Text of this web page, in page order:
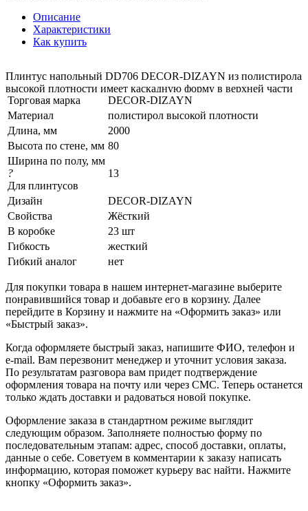
Описание
Характеристики
Как купить
Плинтус напольный DD706 DECOR-DIZAYN из полистирола
высокой плотности имеет каскадную форму в верхней части
профиля. Плинтус DD706 скроет недостатки стены, швы,
зазоры, щели в полу, придаст помещению лаконичный
законченный вид. Профиль DD706 DECOR-DIZAYN
подойдет для любого интерьера как классического, так и для
современного.
Плинтус DD706 очень легкий, поэтому монтаж изделий
значительно упрощается. Рекомендуется применение
монтажного клея или клея-шпатлевки, а также стыковочного
клея для затирки швов между изделиями. Возможно
использование плинтуса DD706
повышенной влажностью.
Производится только в жестком варианте.
Торговая марка
DECOR-DIZAYN
Материал
полистирол высокой плотности
Длина, мм
2000
Высота по стене, мм 80
Ширина по полу, мм
?
Для плинтусов
13
Дизайн
DECOR-DIZAYN
Свойства
Жёсткий
В коробке
23 шт
Гибкость
жесткий
Гибкий аналог
нет
Для покупки товара в нашем интернет-магазине выберите
понравившийся товар и добавьте его в корзину. Далее
перейдите в Корзину и нажмите на «Оформить заказ» или
«Быстрый заказ».
Когда оформляете быстрый заказ, напишите ФИО, телефон и
e-mail. Вам перезвонит менеджер и уточнит условия заказа.
По результатам разговора вам придет подтверждение
оформления товара на почту или через СМС. Теперь останется
только ждать доставки и радоваться новой покупке.
Оформление заказа в стандартном режиме выглядит
следующим образом. Заполняете полностью форму по
последовательным этапам: адрес, способ доставки, оплаты,
данные о себе. Советуем в комментарии к заказу написать
информацию, которая поможет курьеру вас найти. Нажмите
кнопку «Оформить заказ».